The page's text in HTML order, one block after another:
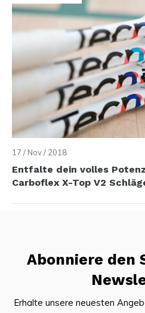
17 / Nov / 2018
Entfalte dein volles
Carboflex X-Top V2
Abonniere den
Erhalte unsere neuesten